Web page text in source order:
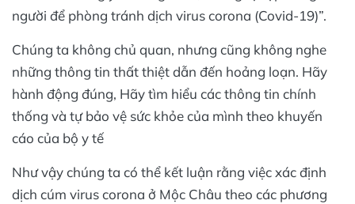
người để phòng tránh dịch virus corona (Covid-19)”.
Chúng ta không chủ quan, nhưng cũng không nghe
những thông tin thất thiệt dẫn đến hoảng loạn. Hãy
hành động đúng, Hãy tìm hiểu các thông tin chính
thống và tự bảo vệ sức khỏe của mình theo khuyến
cáo của bộ y tế
Như vậy chúng ta có thể kết luận rằng việc xác định
dịch cúm virus corona ở Mộc Châu theo các phương